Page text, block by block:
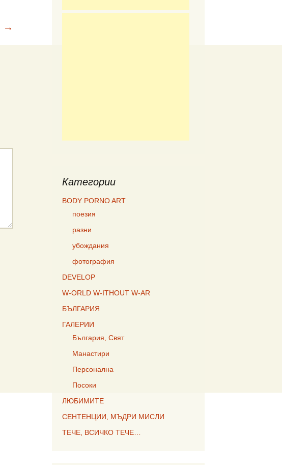
→
Категории
BODY PORNO ART
поезия
разни
убождания
фотография
DEVELOP
W-ORLD W-ITHOUT W-AR
БЪЛГАРИЯ
ГАЛЕРИИ
България, Свят
Манастири
Персонална
Посоки
ЛЮБИМИТЕ
СЕНТЕНЦИИ, МЪДРИ МИСЛИ
ТЕЧЕ, ВСИЧКО ТЕЧЕ…